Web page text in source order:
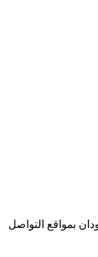
بمواقع التواصل